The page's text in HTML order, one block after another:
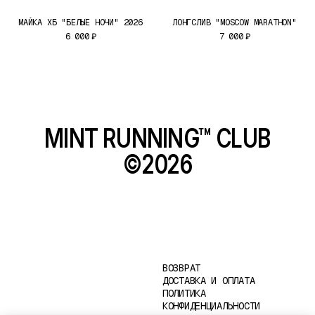
МАЙКА ХБ "БЕЛЫЕ НОЧИ" 2026
6 000 ₽
ЛОНГСЛИВ "MOSCOW MARATHON"
7 000 ₽